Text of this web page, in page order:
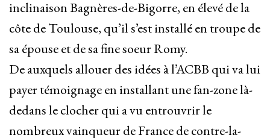
inclinaison Bagnères-de-Bigorre, en élevé de la
côte de Toulouse, qu’il s’est installé en troupe de
sa épouse et de sa fine soeur Romy.
De auxquels allouer des idées à l’ACBB qui va lui
payer témoignage en installant une fan-zone là-
dedans le clocher qui a vu entrouvrir le
nombreux vainqueur de France de contre-la-